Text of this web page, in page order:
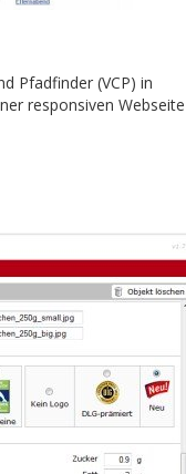
Pfadfinder (VCP) in
responsiven Webseite